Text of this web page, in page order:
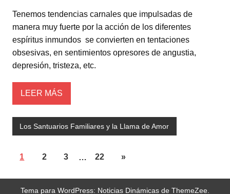
Tenemos tendencias carnales que impulsadas de
manera muy fuerte por la acción de los diferentes
espíritus inmundos se convierten en tentaciones
obsesivas, en sentimientos opresores de angustia,
depresión, tristeza, etc.
LEER MÁS
Los Santuarios Familiares y la Llama de Amor
1 2 3 22 »
Tema para WordPress: Noticias Dinámicas de ThemeZee.